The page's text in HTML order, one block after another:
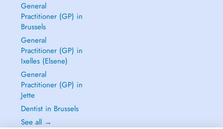
General
Practitioner (GP) in
Brussels
General
Practitioner (GP) in
Ixelles (Elsene)
General
Practitioner (GP) in
Jette
Dentist in Brussels
See all →